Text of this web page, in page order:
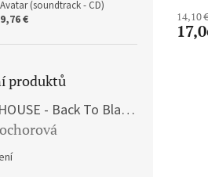
Avatar (soundtrack - CD)
9,76 €
produktů
AMY WINEHOUSE - Back To Black (LP)
is 5 out of 5 stars.
14,10